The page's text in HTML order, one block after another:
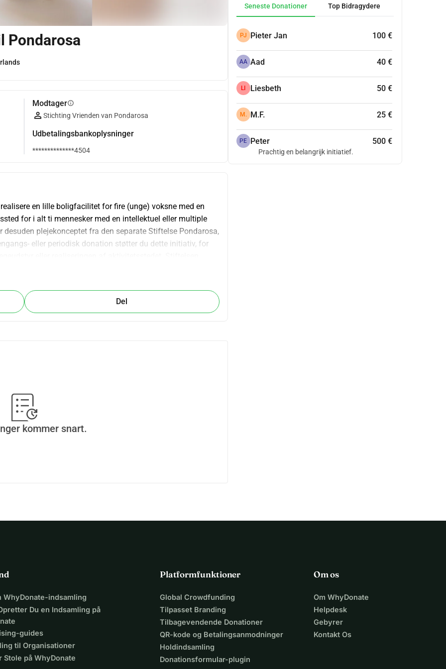
Pondarosa
Modtagerinfo
Stichting Vrienden van Pondarosa
Udbetalingsbankoplysninger
**************4504
en lille boligfacilitet for fire (unge) voksne med en
for i alt ti mennesker med en intellektuel eller multiple
plejekonceptet fra den separate Stiftelse Pondarosa,
eller periodisk donation støtter du dette initiativ, for
ved skatteangivelsen kan angive donationer som gave til et
Del
kommer snart.
Seneste Donationer Top Bidragydere
PJ Pieter Jan 100 €
AA Aad 40 €
LI Liesbeth 50 €
M. M.F. 25 €
PE Peter 500 €
Prachtig en belangrijk initiatief.
WhyDonate-indsamling
Du en Indsamling på
guides
til Organisationer
Stole på WhyDonate
Platformfunktioner
Global Crowdfunding
Tilpasset Branding
Tilbagevendende Donationer
QR-kode og Betalingsanmodninger
Holdindsamling
Donationsformular-plugin
Om os
Om WhyDonate
Helpdesk
Gebyrer
Kontakt Os